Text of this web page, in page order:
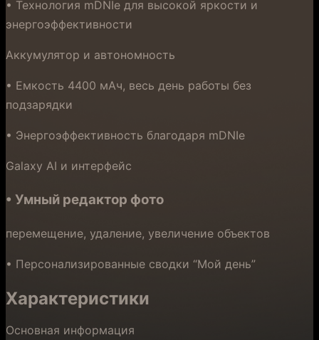
• Технология mDNIe для высокой яркости и
энергоэффективности
Аккумулятор и автономность
• Емкость 4400 мАч, весь день работы без
подзарядки
• Энергоэффективность благодаря mDNIe
Galaxy AI и интерфейс
• Умный редактор фото
перемещение, удаление, увеличение объектов
• Персонализированные сводки “Мой день”
Характеристики
Основная информация